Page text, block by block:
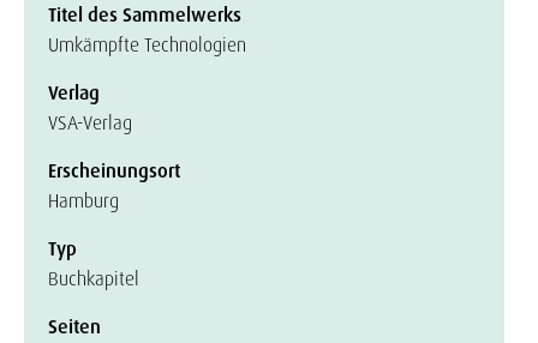
Titel des Sammelwerks
Umkämpfte Technologien
Verlag
VSA-Verlag
Erscheinungsort
Hamburg
Typ
Buchkapitel
Seiten